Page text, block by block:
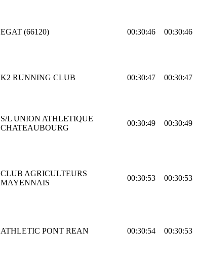
EGAT (66120) 00:30:46 00:30:46
K2 RUNNING CLUB 00:30:47 00:30:47
S/L UNION ATHLETIQUE
CHATEAUBOURG
00:30:49 00:30:49
CLUB AGRICULTEURS
MAYENNAIS
00:30:53 00:30:53
ATHLETIC PONT REAN 00:30:54 00:30:53